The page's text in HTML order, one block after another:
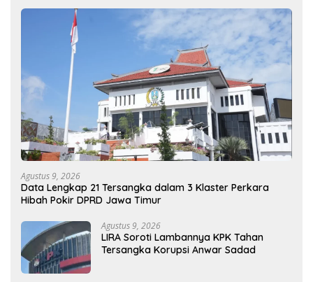
Agustus 9, 2026
Data Lengkap 21 Tersangka dalam 3 Klaster Perkara
Hibah Pokir DPRD Jawa Timur
Agustus 9, 2026
LIRA Soroti Lambannya KPK Tahan
Tersangka Korupsi Anwar Sadad